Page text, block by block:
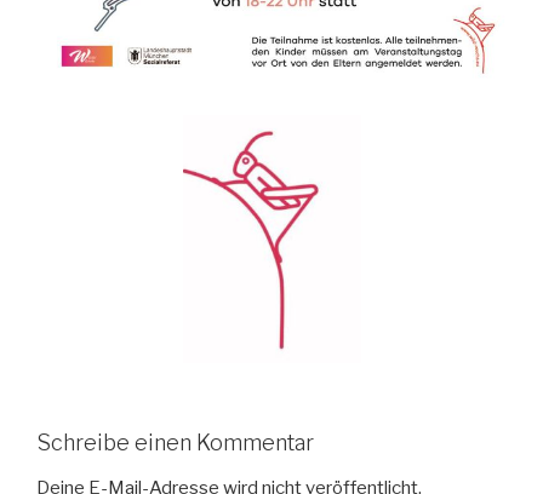
Schreibe einen Kommentar
Deine E-Mail-Adresse wird nicht veröffentlicht.